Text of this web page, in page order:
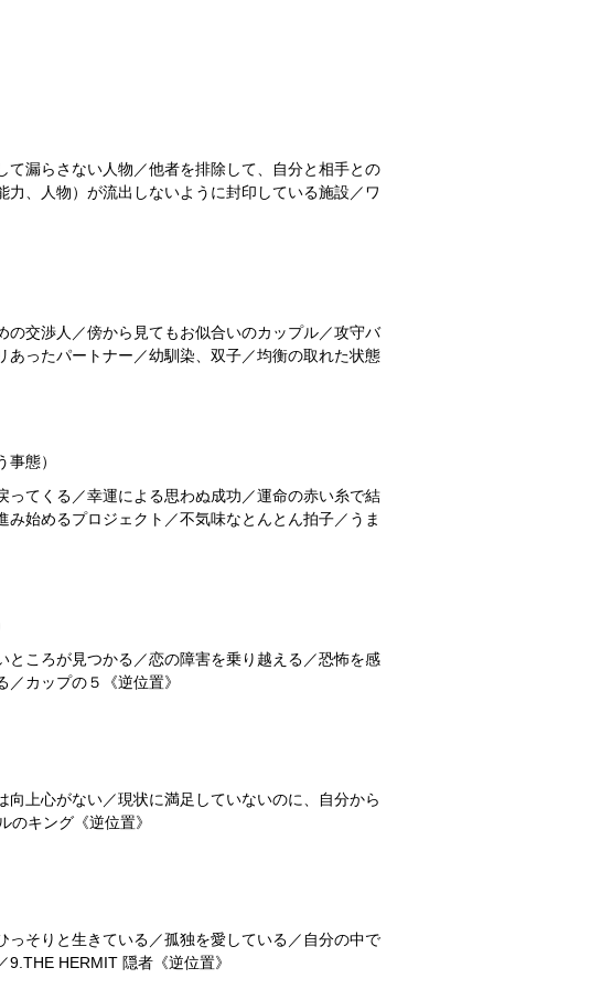
漏らさない人物／他者を排除して、自分と相手との
、人物）が流出しないように封印している施設／ワ
交渉人／傍から見てもお似合いのカップル／攻守バ
ったパートナー／幼馴染、双子／均衡の取れた状態
態）
てくる／幸運による思わぬ成功／運命の赤い糸で結
始めるプロジェクト／不気味なとんとん拍子／うま
ころが見つかる／恋の障害を乗り越える／恐怖を感
カップの５《逆位置》
上心がない／現状に満足していないのに、自分から
キング《逆位置》
そりと生きている／孤独を愛している／自分の中で
HERMIT 隠者《逆位置》